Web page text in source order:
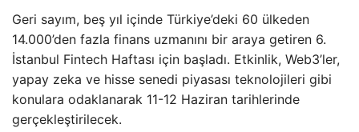
Geri sayım, beş yıl içinde Türkiye’deki 60 ülkeden
14.000’den fazla finans uzmanını bir araya getiren 6.
İstanbul Fintech Haftası için başladı. Etkinlik, Web3’ler,
yapay zeka ve hisse senedi piyasası teknolojileri gibi
konulara odaklanarak 11-12 Haziran tarihlerinde
gerçekleştirilecek.